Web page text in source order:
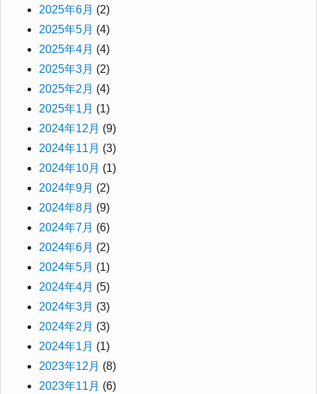
2025年6月 (2)
2025年5月 (4)
2025年4月 (4)
2025年3月 (2)
2025年2月 (4)
2025年1月 (1)
2024年12月 (9)
2024年11月 (3)
2024年10月 (1)
2024年9月 (2)
2024年8月 (9)
2024年7月 (6)
2024年6月 (2)
2024年5月 (1)
2024年4月 (5)
2024年3月 (3)
2024年2月 (3)
2024年1月 (1)
2023年12月 (8)
2023年11月 (6)